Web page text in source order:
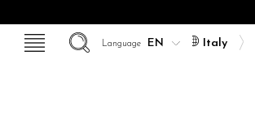
Italy
Language